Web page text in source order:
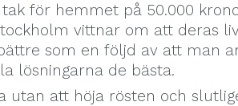
för hemmet på 50.000
vittnar om att deras
som en följd av att man
lösningarna de bästa.
utan att höja rösten och